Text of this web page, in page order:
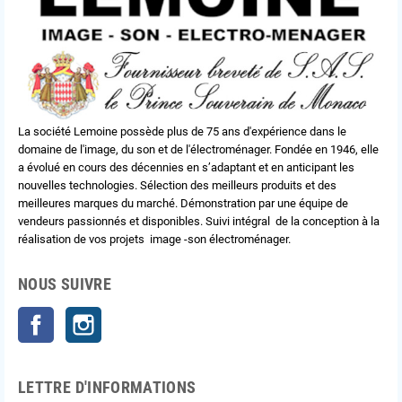
La société Lemoine possède plus de 75 ans d'expérience dans le
domaine de l'image, du son et de l'électroménager. Fondée en 1946, elle
a évolué en cours des décennies en s’adaptant et en anticipant les
nouvelles technologies. Sélection des meilleurs produits et des
meilleures marques du marché. Démonstration par une équipe de
vendeurs passionnés et disponibles. Suivi intégral de la conception à la
réalisation de vos projets image -son électroménager.
NOUS SUIVRE
Facebook
LETTRE D'INFORMATIONS